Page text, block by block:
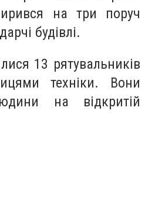
на три поруч
будівлі.
13 рятувальників
техніки. Вони
на відкритій